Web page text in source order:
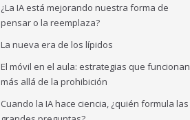
¿La IA está mejorando nuestra forma de
pensar o la reemplaza?
La nueva era de los lípidos
El móvil en el aula: estrategias que funcionan
más allá de la prohibición
Cuando la IA hace ciencia, ¿quién formula las